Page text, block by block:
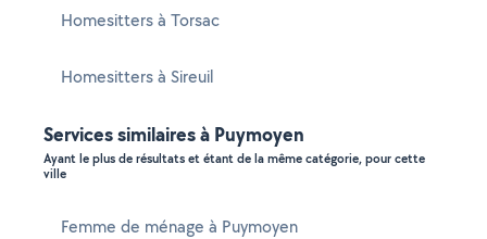
Homesitters à Torsac
Homesitters à Sireuil
Services similaires à Puymoyen
Ayant le plus de résultats et étant de la même catégorie, pour cette
ville
Femme de ménage à Puymoyen